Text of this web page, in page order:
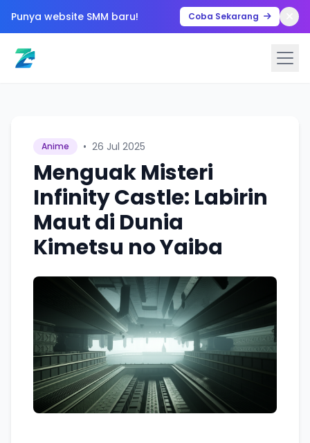
Punya website SMM baru! Coba Sekarang
Anime • 26 Jul 2025
Menguak Misteri
Infinity Castle: Labirin
Maut di Dunia
Kimetsu no Yaiba